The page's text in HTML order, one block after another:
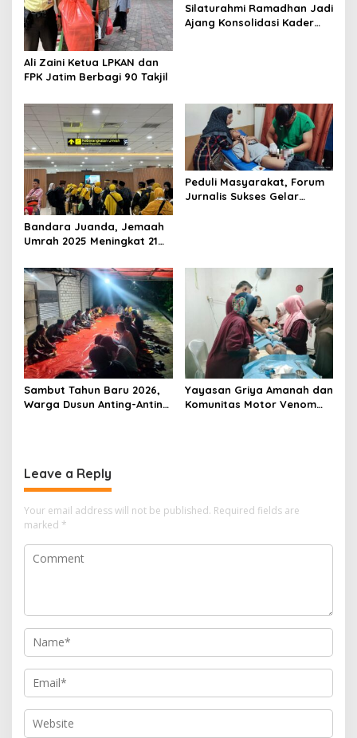
t
i
o
n
Ali Zaini Ketua LPKAN dan
FPK Jatim Berbagi 90 Takjil
Silaturahmi Ramadhan Jadi
Ajang Konsolidasi Kader
Bandara Juanda, Jemaah
Umrah 2025 Meningkat 21
Peduli Masyarakat, Forum
Jurnalis Sukses Gelar
Sambut Tahun Baru 2026,
Warga Dusun Anting-Anting
Yayasan Griya Amanah dan
Komunitas Motor Venom
Leave a Reply
Your email address will not be published. Required fields are
marked *